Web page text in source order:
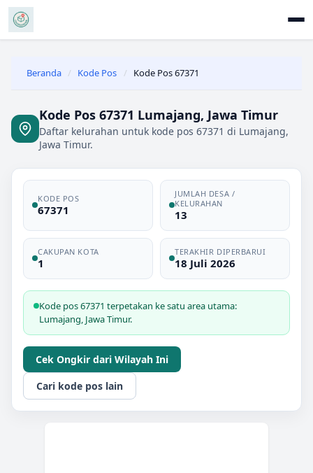
Beranda / Kode Pos / Kode Pos 67371
Kode Pos 67371 Lumajang, Jawa Timur
Daftar kelurahan untuk kode pos 67371 di Lumajang,
Jawa Timur.
KODE POS
67371
JUMLAH DESA /
KELURAHAN
13
CAKUPAN KOTA
1
TERAKHIR DIPERBARUI
18 Juli 2026
Kode pos 67371 terpetakan ke satu area utama:
Lumajang, Jawa Timur.
Cek Ongkir dari Wilayah Ini
Cari kode pos lain